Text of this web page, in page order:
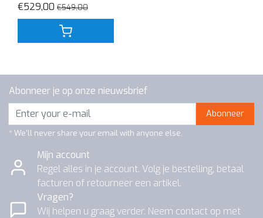
€529,00 €549,00
Abonneer je op onze nieuwsbrief
Abonneer
* We'll never share your email with anyone else.
Mijn account
Regel alles in je account. Volg je bestelling, betaal
facturen of retourneer een artikel.
Vragen?
Wij helpen u graag verder. Neem contact op met